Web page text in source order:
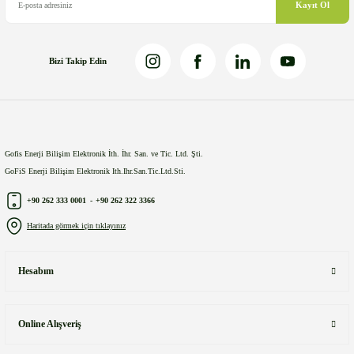
Kayıt Ol
Bizi Takip Edin
Gofis Enerji Bilişim Elektronik İth. İhr. San. ve Tic. Ltd. Şti.
GoFiS Enerji Bilişim Elektronik Ith.Ihr.San.Tic.Ltd.Sti.
+90 262 333 0001 - +90 262 322 3366
Haritada görmek için tıklayınız
Hesabım
Online Alışveriş